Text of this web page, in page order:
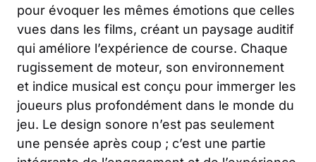
pour évoquer les mêmes émotions que celles
vues dans les films, créant un paysage auditif
qui améliore l’expérience de course. Chaque
rugissement de moteur, son environnement
et indice musical est conçu pour immerger les
joueurs plus profondément dans le monde du
jeu. Le design sonore n’est pas seulement
une pensée après coup ; c’est une partie